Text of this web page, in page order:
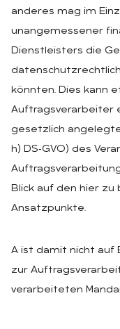
anderes mag im
unangemessener
Dienstleisters die
könnten. Dies kann
Auftragsverarbeiter
gesetzlich
h) DS‑GVO) des
Blick auf den hier
Ansatzpunkte.
A ist damit nicht auf
zur
verarbeiteten